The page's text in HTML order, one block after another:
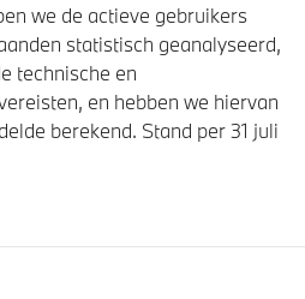
we de actieve gebruikers
statistisch geanalyseerd,
technische en
en hebben we hiervan
berekend. Stand per 31 juli